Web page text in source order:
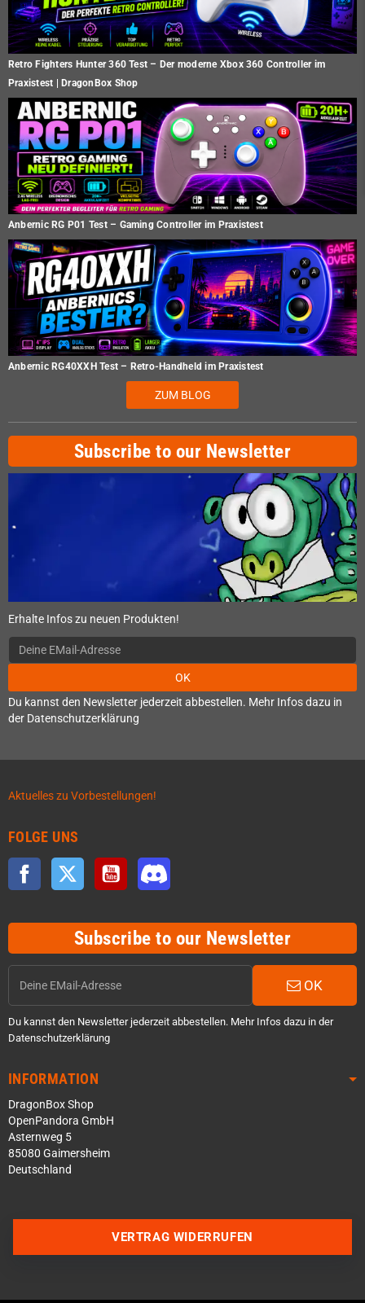
Retro Fighters Hunter 360 Test – Der moderne Xbox 360 Controller im
Praxistest | DragonBox Shop
Anbernic RG P01 Test – Gaming Controller im Praxistest
Anbernic RG40XXH Test – Retro-Handheld im Praxistest
ZUM BLOG
Subscribe to our Newsletter
Erhalte Infos zu neuen Produkten!
OK
Du kannst den Newsletter jederzeit abbestellen. Mehr Infos dazu in
der Datenschutzerklärung
Aktuelles zu Vorbestellungen!
FOLGE UNS
Facebook Twitter YouTube
Subscribe to our Newsletter
OK
Du kannst den Newsletter jederzeit abbestellen. Mehr Infos dazu in der
Datenschutzerklärung
INFORMATION
DragonBox Shop
OpenPandora GmbH
Asternweg 5
85080 Gaimersheim
Deutschland
VERTRAG WIDERRUFEN